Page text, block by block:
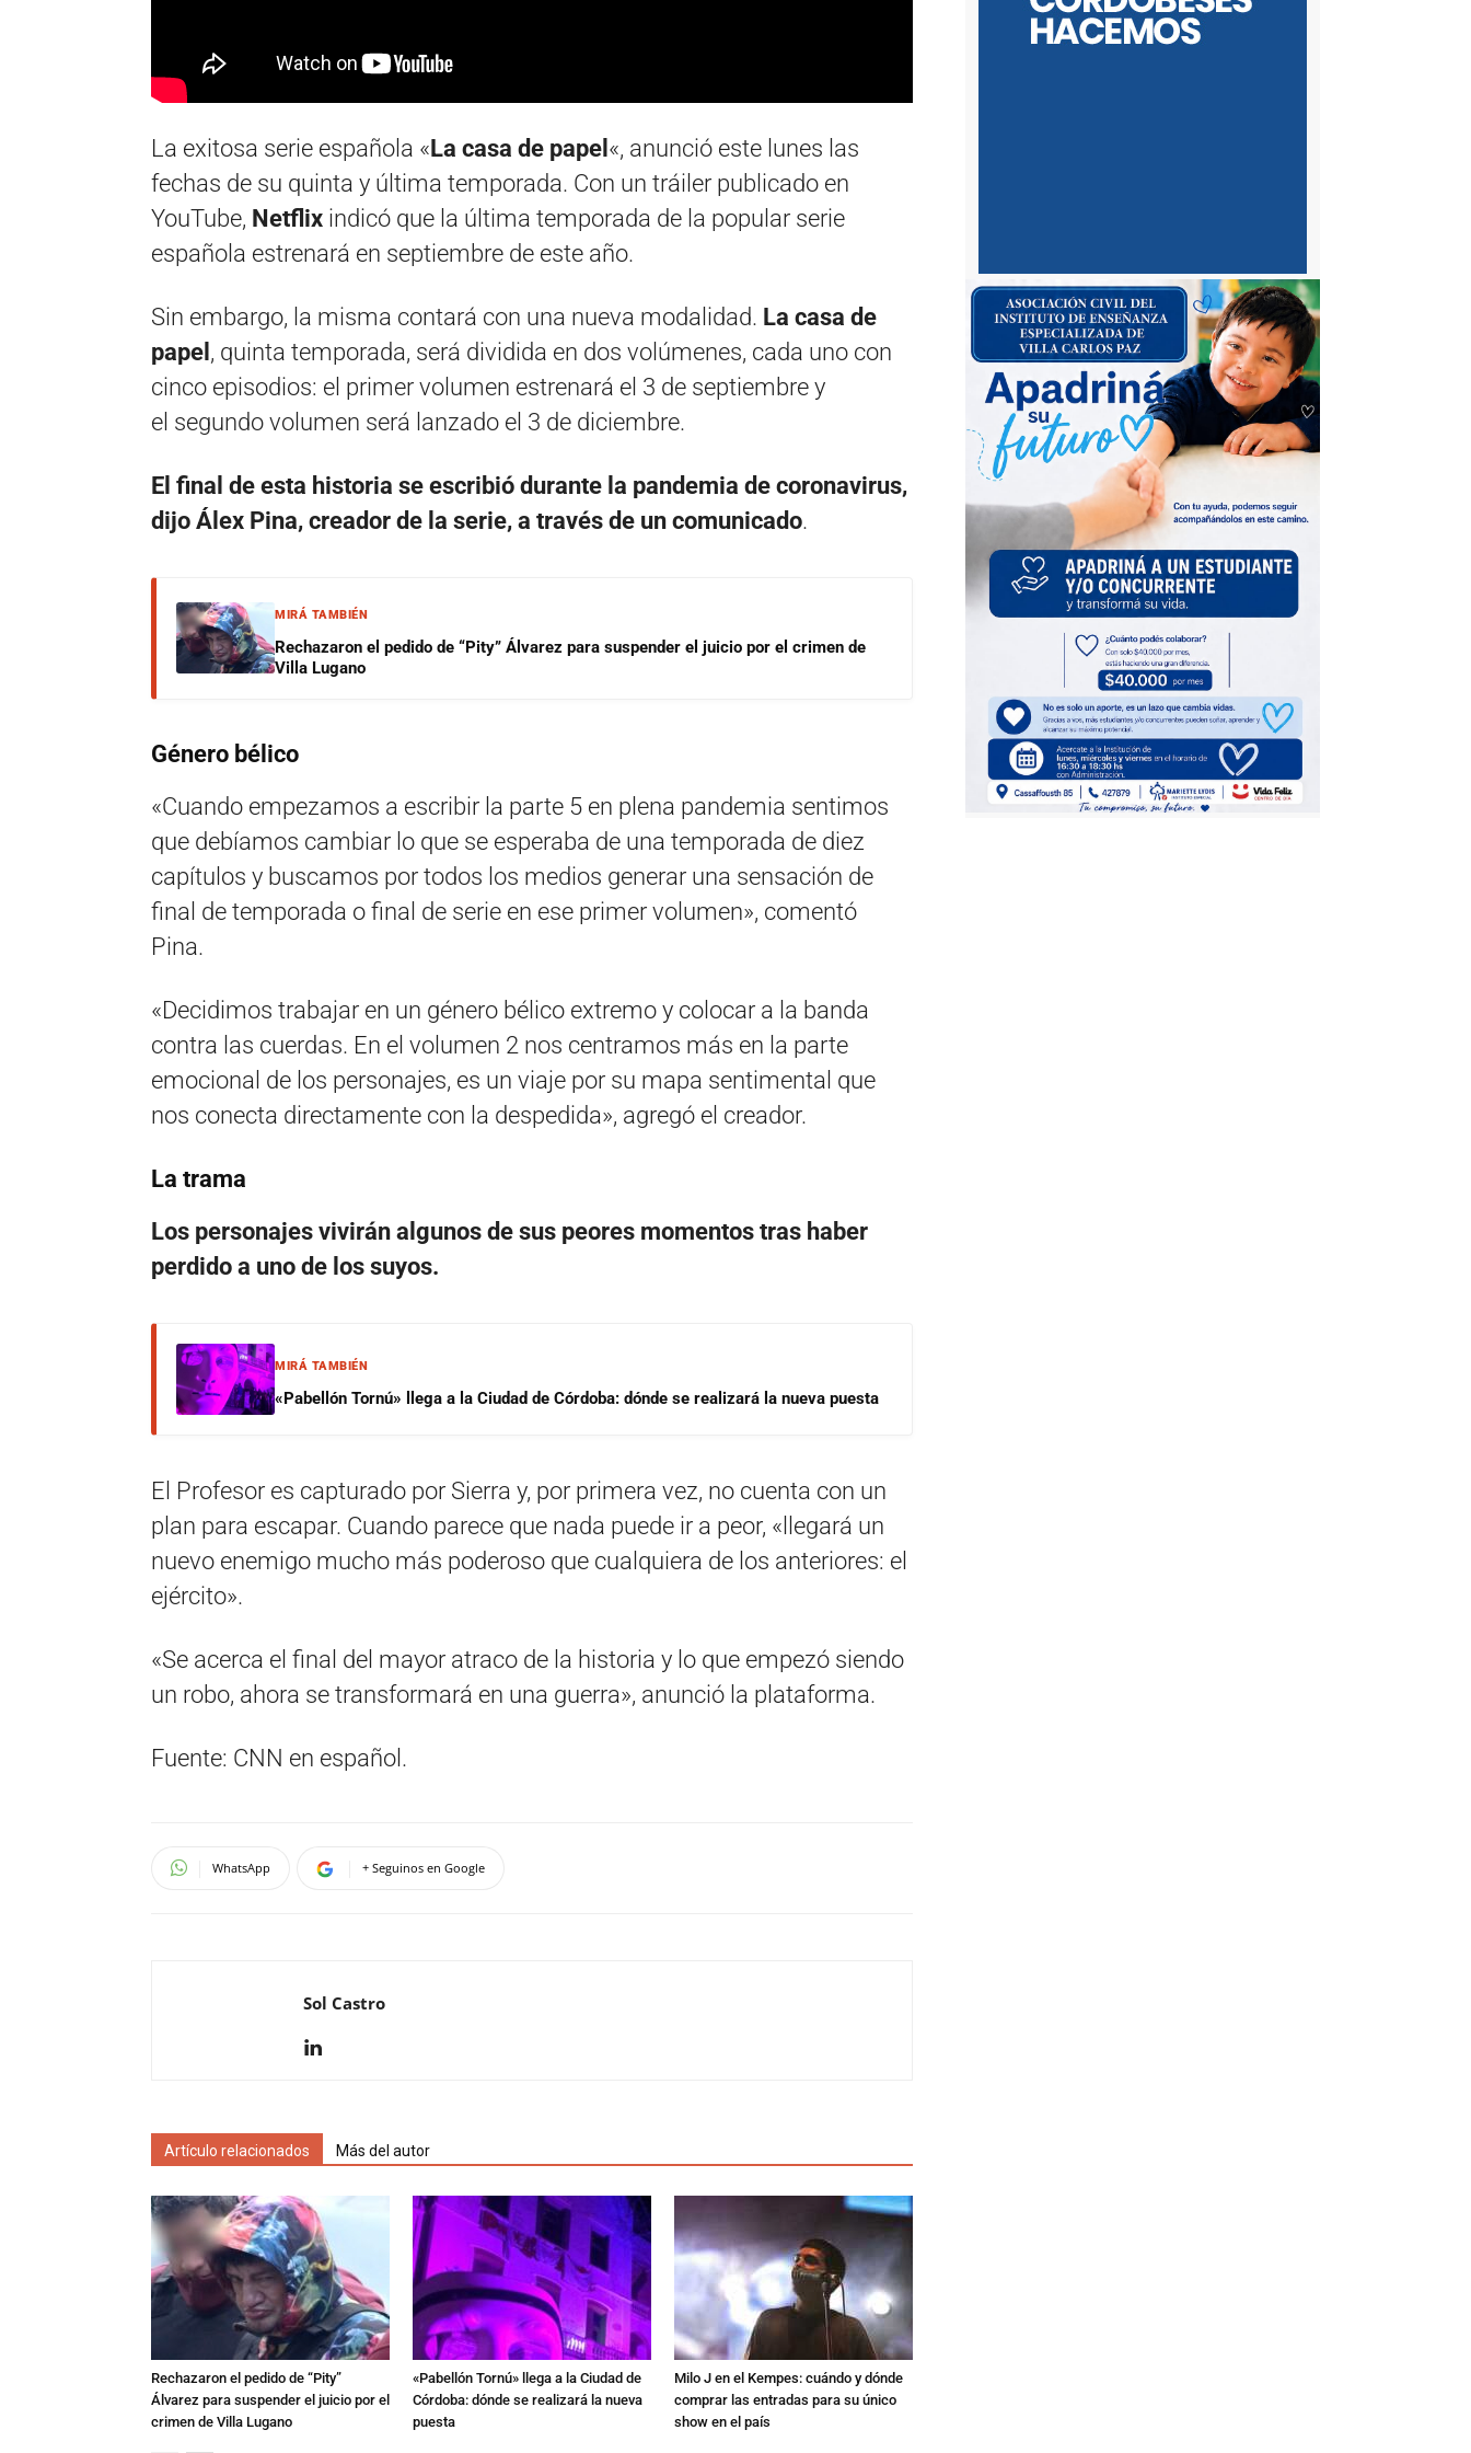
La exitosa serie española «La casa de papel «, anunció este lunes las
fechas de su quinta y última temporada. Con un tráiler publicado en
YouTube, Netflix indicó que la última temporada de la popular serie
española estrenará en septiembre de este año.
Sin embargo, la misma contará con una nueva modalidad. La casa de
papel , quinta temporada, será dividida en dos volúmenes, cada uno con
cinco episodios: el primer volumen estrenará el 3 de septiembre y
el segundo volumen será lanzado el 3 de diciembre.
El final de esta historia se escribió durante la pandemia de coronavirus,
dijo Álex Pina, creador de la serie, a través de un comunicado.
MIRÁ TAMBIÉN
Rechazaron el pedido de “Pity” Álvarez para suspender el juicio por el crimen de
Villa Lugano
Género bélico
«Cuando empezamos a escribir la parte 5 en plena pandemia sentimos
que debíamos cambiar lo que se esperaba de una temporada de diez
capítulos y buscamos por todos los medios generar una sensación de
final de temporada o final de serie en ese primer volumen», comentó
Pina.
«Decidimos trabajar en un género bélico extremo y colocar a la banda
contra las cuerdas. En el volumen 2 nos centramos más en la parte
emocional de los personajes, es un viaje por su mapa sentimental que
nos conecta directamente con la despedida», agregó el creador.
La trama
Los personajes vivirán algunos de sus peores momentos tras haber
perdido a uno de los suyos.
MIRÁ TAMBIÉN
«Pabellón Tornú» llega a la Ciudad de Córdoba: dónde se realizará la nueva puesta
El Profesor es capturado por Sierra y, por primera vez, no cuenta con un
plan para escapar. Cuando parece que nada puede ir a peor, «llegará un
nuevo enemigo mucho más poderoso que cualquiera de los anteriores: el
ejército».
«Se acerca el final del mayor atraco de la historia y lo que empezó siendo
un robo, ahora se transformará en una guerra», anunció la plataforma.
Fuente: CNN en español.
WhatsApp + Seguinos en Google
Sol Castro
Artículo relacionados Más del autor
Rechazaron el pedido de “Pity”
Álvarez para suspender el juicio por el
crimen de Villa Lugano
«Pabellón Tornú» llega a la Ciudad de
Córdoba: dónde se realizará la nueva
puesta
Milo J en el Kempes: cuándo y dónde
comprar las entradas para su único
show en el país